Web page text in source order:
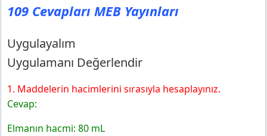
109 Cevapları MEB Yayınları
Uygulayalım
Uygulamanı Değerlendir
1. Maddelerin hacimlerini sırasıyla hesaplayınız.
Cevap:
Elmanın hacmi: 80 mL